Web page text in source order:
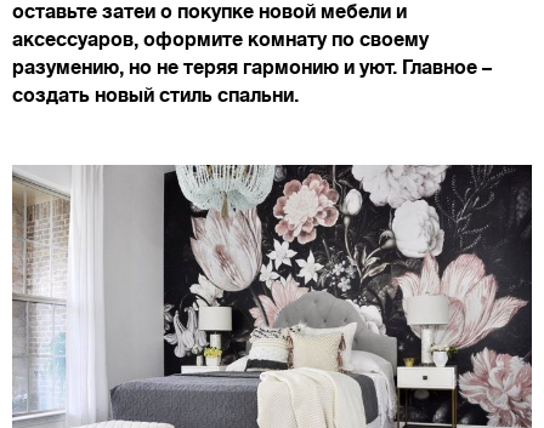
оставьте затеи о покупке новой мебели и
аксессуаров, оформите комнату по своему
разумению, но не теряя гармонию и уют. Главное –
создать новый стиль спальни.